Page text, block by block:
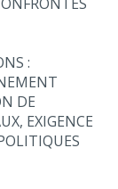
:
DE
EXIGENCE